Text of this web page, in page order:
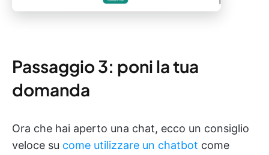
Passaggio 3: poni la tua
domanda
Ora che hai aperto una chat, ecco un consiglio
veloce su come utilizzare un chatbot come